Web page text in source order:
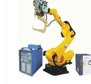
Contacte-nos
Notícias
Casos